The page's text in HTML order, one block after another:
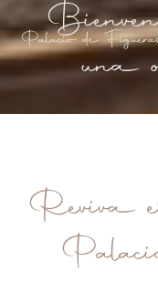
una
Reviva